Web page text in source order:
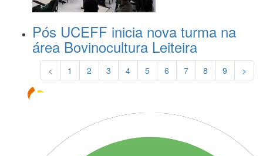
Pós UCEFF inicia nova turma na
área Bovinocultura Leiteira
< 1 2 3 4 5 6 7 8 9 >